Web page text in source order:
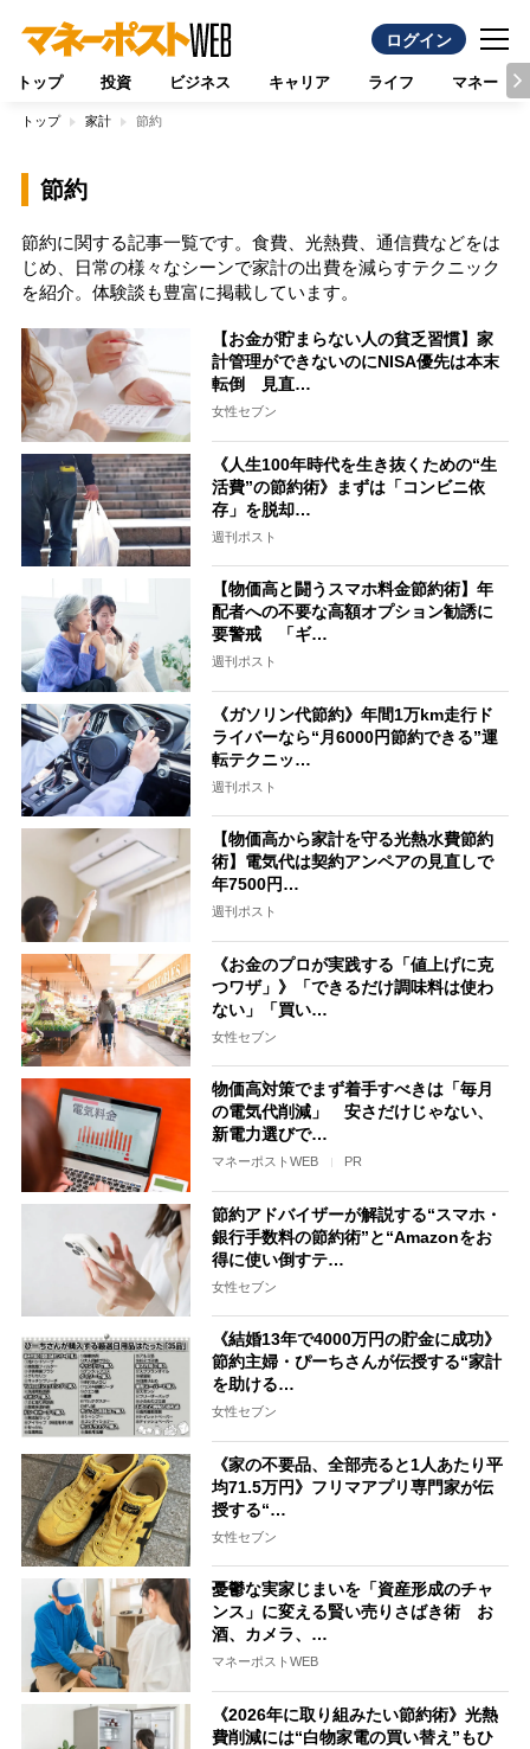
ログイン
トップ 投資 ビジネス キャリア ライフ マネー
トップ 家計 節約
節約
節約に関する記事一覧です。食費、光熱費、通信費などをは
じめ、日常の様々なシーンで家計の出費を減らすテクニック
を紹介。体験談も豊富に掲載しています。
【お金が貯まらない人の貧乏習慣】家
計管理ができないのにNISA優先は本末
転倒 見直…
女性セブン
《人生100年時代を生き抜くための“生
活費”の節約術》まずは「コンビニ依
存」を脱却…
週刊ポスト
【物価高と闘うスマホ料金節約術】年
配者への不要な高額オプション勧誘に
要警戒 「ギ…
週刊ポスト
《ガソリン代節約》年間1万km走行ド
ライバーなら“月6000円節約できる”運
転テクニッ…
週刊ポスト
【物価高から家計を守る光熱水費節約
術】電気代は契約アンペアの見直しで
年7500円…
週刊ポスト
《お金のプロが実践する「値上げに克
つワザ」》「できるだけ調味料は使わ
ない」「買い…
女性セブン
物価高対策でまず着手すべきは「毎月
の電気代削減」 安さだけじゃない、
新電力選びで…
マネーポストWEB PR
節約アドバイザーが解説する“スマホ・
銀行手数料の節約術”と“Amazonをお
得に使い倒すテ…
女性セブン
《結婚13年で4000万円の貯金に成功》
節約主婦・ぴーちさんが伝授する“家計
を助ける…
女性セブン
《家の不要品、全部売ると1人あたり平
均71.5万円》フリマアプリ専門家が伝
授する“…
女性セブン
憂鬱な実家じまいを「資産形成のチャ
ンス」に変える賢い売りさばき術 お
酒、カメラ、…
マネーポストWEB
《2026年に取り組みたい節約術》光熱
費削減には“白物家電の買い替え”もひ